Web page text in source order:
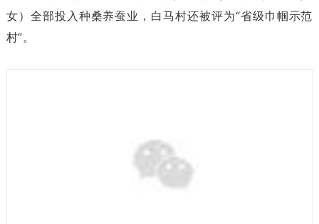
女）全部投入种桑养蚕业，白马村还被评为“省级巾帼示范
村”。